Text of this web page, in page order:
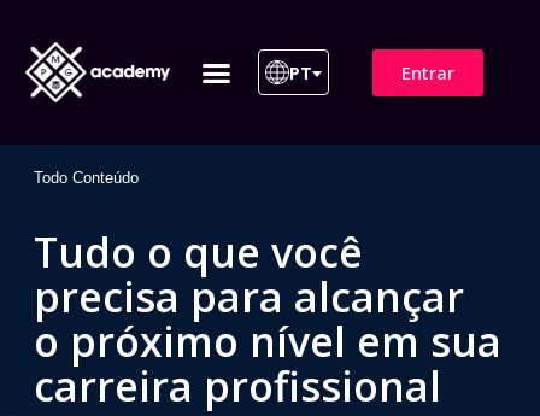
PT Entrar
Todo Conteúdo
Tudo o que você
precisa para alcançar
o próximo nível em sua
carreira profissional